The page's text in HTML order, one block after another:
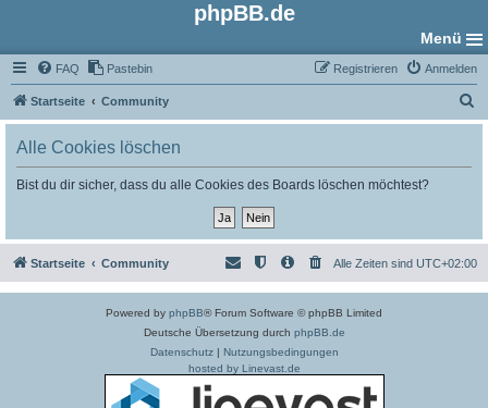
phpBB.de
Menü
FAQ Pastebin Anmelden
Registrieren
Startseite Community
u
Alle Cookies löschen
Bist du dir sicher, dass du alle Cookies des Boards löschen möchtest?
Startseite Community Alle Zeiten sind UTC+02:00
Powered by phpBB® Forum Software © phpBB Limited
Deutsche Übersetzung durch phpBB.de
Datenschutz| Nutzungsbedingungen
hosted by Linevast.de